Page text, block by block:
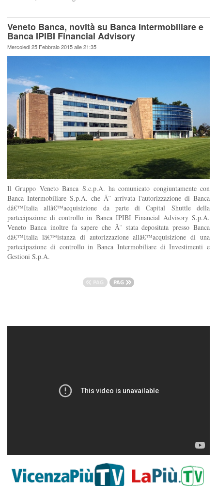
Veneto Banca, novità su Banca Intermobiliare e
Banca IPIBI Financial Advisory
Mercoledi 25 Febbraio 2015 alle 21:35
Il Gruppo Veneto Banca S.c.p.A. ha comunicato congiuntamente con
Banca Intermobiliare S.p.A. che Ã¨ arrivata l'autorizzazione di Banca
dâ€™Italia allâ€™acquisizione da parte di Capital Shuttle della
partecipazione di controllo in Banca IPIBI Financial Advisory S.p.A.
Veneto Banca inoltre fa sapere che Ã¨ stata depositata presso Banca
dâ€™Italia lâ€™istanza di autorizzazione allâ€™acquisizione di una
partecipazione di controllo in Banca Intermobiliare di Investimenti e
Gestioni S.p.A.